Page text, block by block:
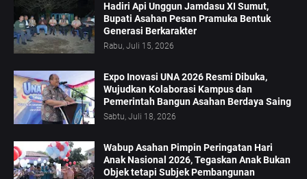
Hadiri Api Unggun Jamdasu XI Sumut,
Bupati Asahan Pesan Pramuka Bentuk
Generasi Berkarakter
Rabu, Juli 15, 2026
Expo Inovasi UNA 2026 Resmi Dibuka,
Wujudkan Kolaborasi Kampus dan
Pemerintah Bangun Asahan Berdaya Saing
Sabtu, Juli 18, 2026
Wabup Asahan Pimpin Peringatan Hari
Anak Nasional 2026, Tegaskan Anak Bukan
Objek tetapi Subjek Pembangunan